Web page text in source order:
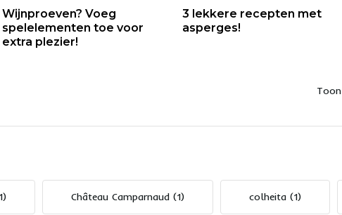
Wijnproeven? Voeg
spelelementen toe voor
extra plezier!
3 lekkere recepten met
asperges!
Toon
Château Camparnaud (1) colheita (1)